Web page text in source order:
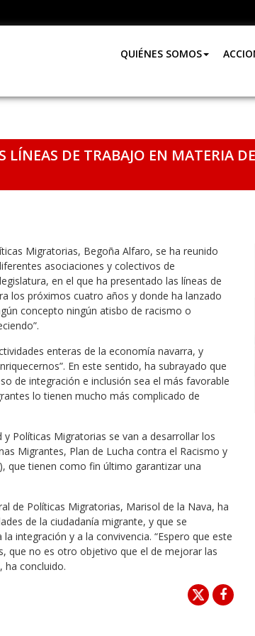
QUIÉNES SOMOS
LÍNEAS DE TRABAJO EN MATERIA
Migratorias, Begoña Alfaro, se ha reunido
asociaciones y colectivos de
en el que ha presentado las líneas de
los próximos cuatro años y donde ha lanzado
concepto ningún atisbo de racismo o
enteras de la economía navarra, y
En este sentido, ha subrayado que
de integración e inclusión sea el más favorable
lo tienen mucho más complicado de
Políticas Migratorias se van a desarrollar los
Migrantes, Plan de Lucha contra el Racismo y
que tienen como fin último garantizar una
de Políticas Migratorias, Marisol de la Nava, ha
de la ciudadanía migrante, y que se
integración y a la convivencia. “Espero que este
que no es otro objetivo que el de mejorar las
ha concluido.